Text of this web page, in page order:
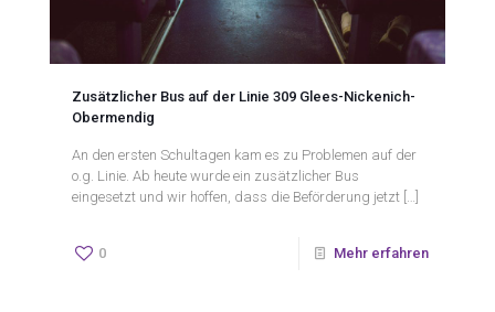
Zusätzlicher Bus auf der Linie 309 Glees-Nickenich-
Obermendig
An den ersten Schultagen kam es zu Problemen auf der
o.g. Linie. Ab heute wurde ein zusätzlicher Bus
eingesetzt und wir hoffen, dass die Beförderung jetzt […]
0 Mehr erfahren